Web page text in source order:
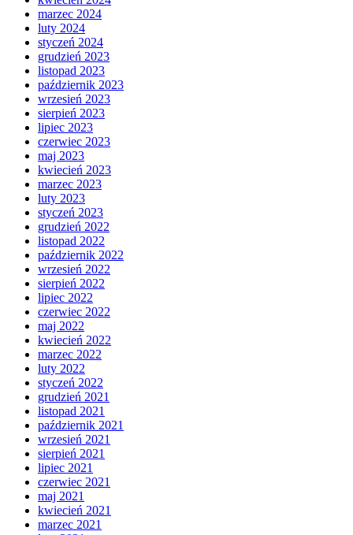
marzec 2024
luty 2024
styczeń 2024
grudzień 2023
listopad 2023
październik 2023
wrzesień 2023
sierpień 2023
lipiec 2023
czerwiec 2023
maj 2023
kwiecień 2023
marzec 2023
luty 2023
styczeń 2023
grudzień 2022
listopad 2022
październik 2022
wrzesień 2022
sierpień 2022
lipiec 2022
czerwiec 2022
maj 2022
kwiecień 2022
marzec 2022
luty 2022
styczeń 2022
grudzień 2021
listopad 2021
październik 2021
wrzesień 2021
sierpień 2021
lipiec 2021
czerwiec 2021
maj 2021
kwiecień 2021
marzec 2021